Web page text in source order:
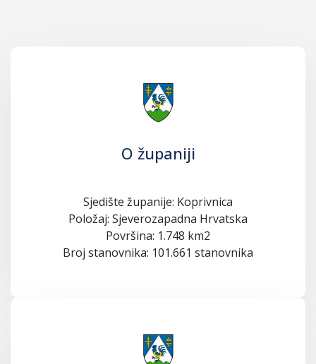
O županiji
Sjedište županije: Koprivnica
Položaj: Sjeverozapadna Hrvatska
Površina: 1.748 km2
Broj stanovnika: 101.661 stanovnika